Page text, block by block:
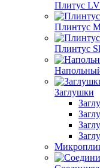
Плитус
Плинтус
Плинтус
Заглушки